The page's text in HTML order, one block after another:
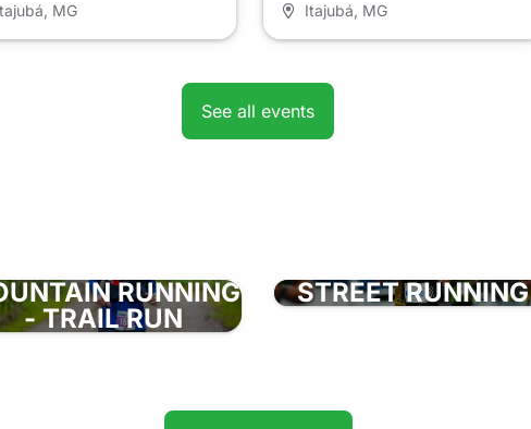
, MG
Itajubá , MG
See all events
RUNNING
- TRAIL RUN
STREET RUNNING